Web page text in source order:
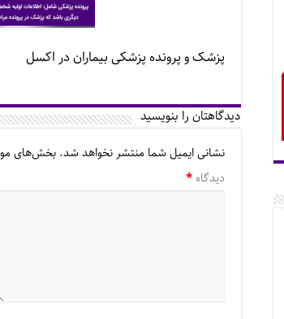
پزشک و پرونده پزشکی بیماران در اکسل
دیدگاهتان را بنویسید
نشانی ایمیل شما منتشر نخواهد شد. بخش‌های
دیدگاه *